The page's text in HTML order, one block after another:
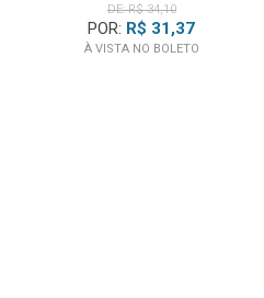
DE: R$ 34,10
POR: R$ 31,37
À VISTA NO BOLETO